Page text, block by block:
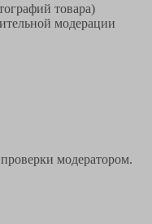
товара)
модерации
модератором.